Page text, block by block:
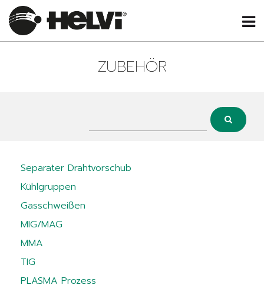
ZUBEHÖR
Separater Drahtvorschub
Kühlgruppen
Gasschweißen
MIG/MAG
MMA
TIG
PLASMA Prozess